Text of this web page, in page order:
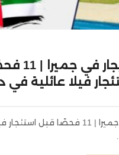
فلل للإيجار في
فيلا عائلية في
فلل للإيجار في جميرا | 11 فحصًا قبل